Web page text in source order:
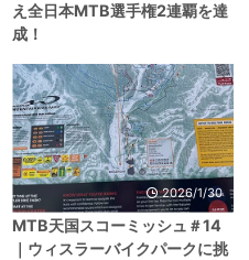
え全日本MTB選手権2連覇を達
成！
2026/1/30
MTB天国スコーミッシュ＃14
｜ウィスラーバイクパークに挑